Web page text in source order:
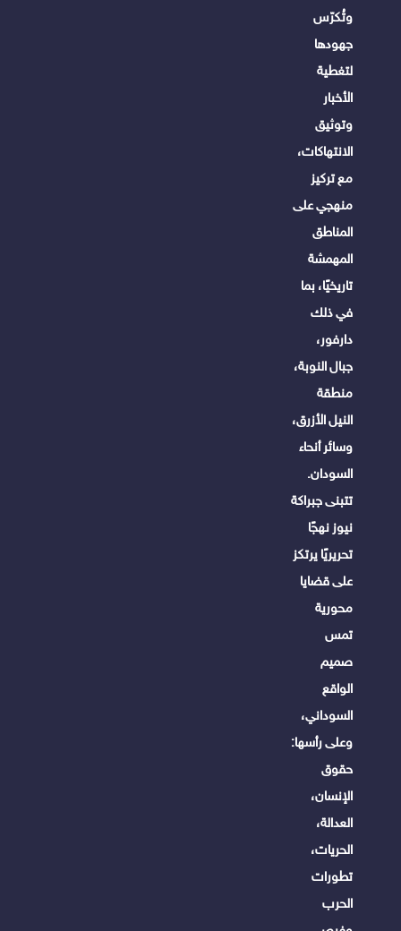
وتُكرّس
جهودها
لتغطية
الأخبار
وتوثيق
الانتهاكات،
مع تركيز
منهجي على
المناطق
المهمشة
تاريخيًا، بما
في ذلك
دارفور،
جبال النوبة،
منطقة
النيل الأزرق،
وسائر أنحاء
السودان.
تتبنى جبراكة
نيوز نهجًا
تحريريًا يرتكز
على قضايا
محورية
تمس
صميم
الواقع
السوداني،
وعلى رأسها:
حقوق
الإنسان،
العدالة،
الحريات،
تطورات
الحرب